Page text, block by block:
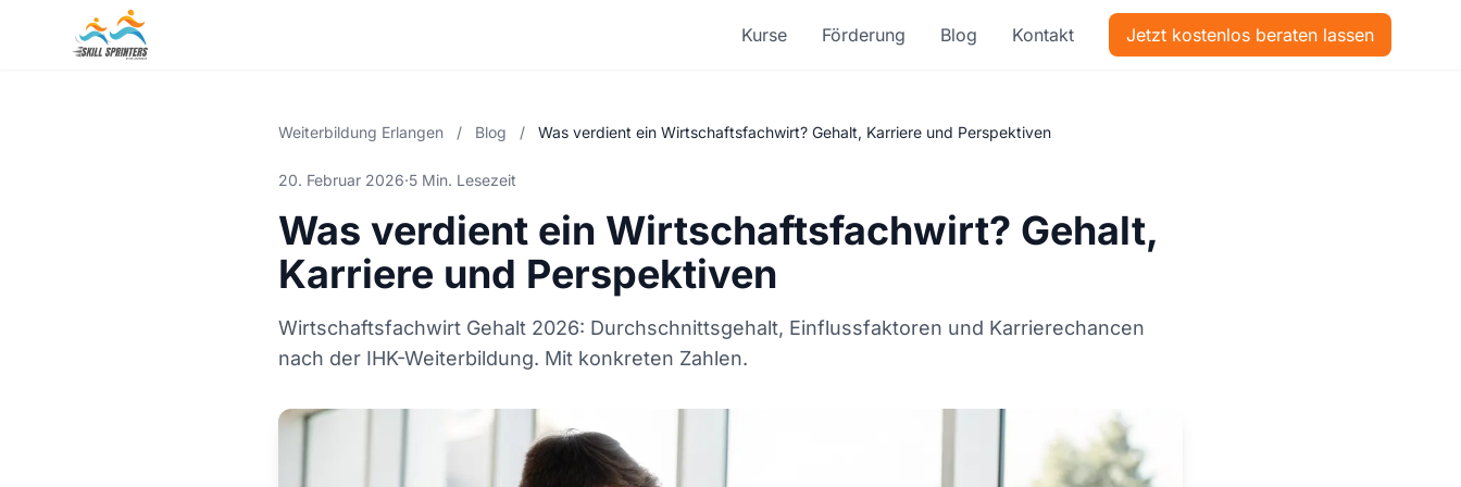
Kurse Förderung Blog Kontakt Jetzt kostenlos beraten lassen
Weiterbildung Erlangen / Blog / Was verdient ein Wirtschaftsfachwirt? Gehalt, Karriere und Perspektiven
20. Februar 2026·5 Min. Lesezeit
Was verdient ein Wirtschaftsfachwirt? Gehalt,
Karriere und Perspektiven
Wirtschaftsfachwirt Gehalt 2026: Durchschnittsgehalt, Einflussfaktoren und Karrierechancen
nach der IHK-Weiterbildung. Mit konkreten Zahlen.